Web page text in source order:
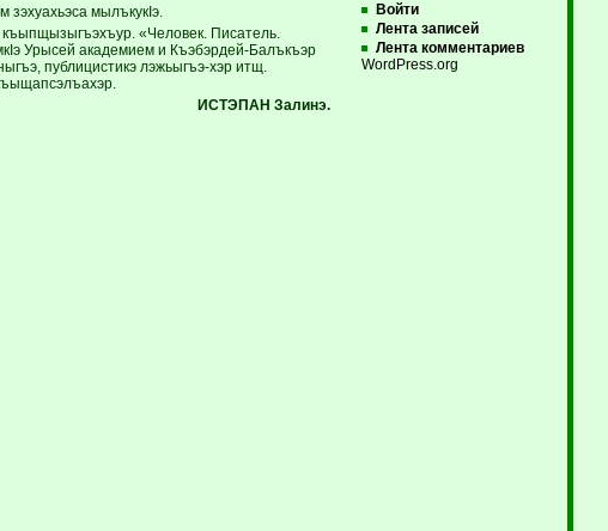
мылъкукIэ.
«Человек. Писатель.
Урысей академием и Къэбэрдей-Балъкъэр
публицистикэ лэжьыгъэ-хэр итщ.
ИСТЭПАН Залинэ.
Войти
Лента записей
Лента комментариев
WordPress.org